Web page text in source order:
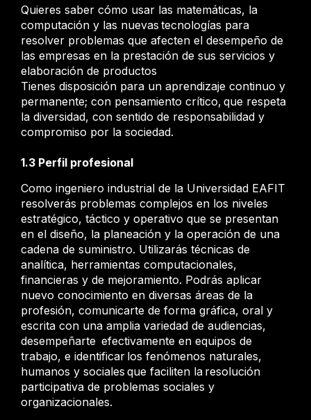
Quieres saber cómo usar las matemáticas, la
computación y las nuevas tecnologías para
resolver problemas que afecten el desempeño de
las empresas en la prestación de sus servicios y
elaboración de productos
Tienes disposición para un aprendizaje continuo y
permanente; con pensamiento crítico, que respeta
la diversidad, con sentido de responsabilidad y
compromiso por la sociedad.
1.3 Perfil profesional
Como ingeniero industrial de la Universidad EAFIT
resolverás problemas complejos en los niveles
estratégico, táctico y operativo que se presentan
en el diseño, la planeación y la operación de una
cadena de suministro. Utilizarás técnicas de
analítica, herramientas computacionales,
financieras y de mejoramiento. Podrás aplicar
nuevo conocimiento en diversas áreas de la
profesión, comunicarte de forma gráfica, oral y
escrita con una amplia variedad de audiencias,
desempeñarte efectivamente en equipos de
trabajo, e identificar los fenómenos naturales,
humanos y sociales que faciliten la resolución
participativa de problemas sociales y
organizacionales.